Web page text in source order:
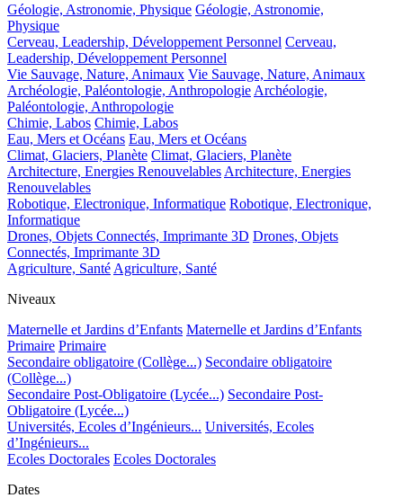
Géologie, Astronomie, Physique Géologie, Astronomie,
Physique
Cerveau, Leadership, Développement Personnel Cerveau,
Leadership, Développement Personnel
Vie Sauvage, Nature, Animaux Vie Sauvage, Nature, Animaux
Archéologie, Paléontologie, Anthropologie Archéologie,
Paléontologie, Anthropologie
Chimie, Labos Chimie, Labos
Eau, Mers et Océans Eau, Mers et Océans
Climat, Glaciers, Planète Climat, Glaciers, Planète
Architecture, Energies Renouvelables Architecture, Energies
Renouvelables
Robotique, Electronique, Informatique Robotique, Electronique,
Informatique
Drones, Objets Connectés, Imprimante 3D Drones, Objets
Connectés, Imprimante 3D
Agriculture, Santé Agriculture, Santé
Niveaux
Maternelle et Jardins d’Enfants Maternelle et Jardins d’Enfants
Primaire Primaire
Secondaire obligatoire (Collège...) Secondaire obligatoire
(Collège...)
Secondaire Post-Obligatoire (Lycée...) Secondaire Post-
Obligatoire (Lycée...)
Universités, Ecoles d’Ingénieurs... Universités, Ecoles
d’Ingénieurs...
Ecoles Doctorales Ecoles Doctorales
Dates